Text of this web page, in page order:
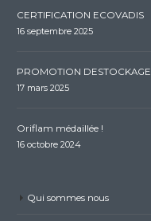
CERTIFICATION ECOVADIS
16 septembre 2025
PROMOTION DESTOCKAGE
17 mars 2025
Oriflam médaillée !
16 octobre 2024
Qui sommes nous